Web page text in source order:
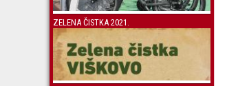
ZELENA ČISTKA 2021.